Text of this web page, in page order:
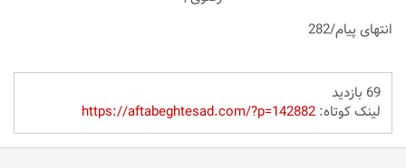
انتهای پیام/282
69 بازدید
لینک کوتاه:https://aftabeghtesad.com/?p=142882